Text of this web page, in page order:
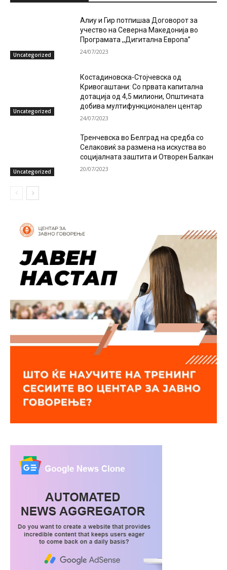
Uncategorized
Алиу и Гир потпишаа Договорот за
учество на Северна Македонија во
Програмата ,,Дигитална Европа”
24/07/2023
Uncategorized
Костадиновска-Стојчевска од
Кривогаштани: Со првата капитална
дотација од 4,5 милиони, Општината
добива мултифункционален центар
24/07/2023
Uncategorized
Тренчевска во Белград на средба со
Селаковиќ за размена на искуства во
социјалната заштита и Отворен Балкан
20/07/2023